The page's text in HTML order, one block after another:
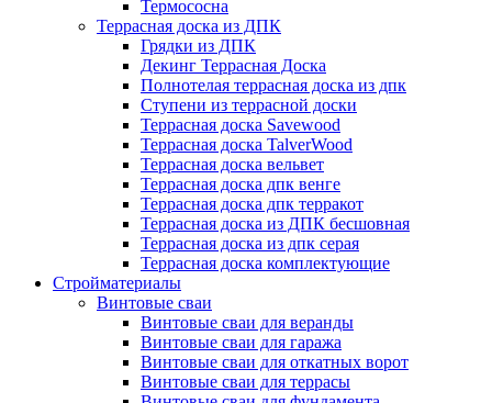
Термососна
Террасная доска из ДПК
Грядки из ДПК
Декинг Террасная Доска
Полнотелая террасная доска из дпк
Ступени из террасной доски
Террасная доска Savewood
Террасная доска TalverWood
Террасная доска вельвет
Террасная доска дпк венге
Террасная доска дпк терракот
Террасная доска из ДПК бесшовная
Террасная доска из дпк серая
Террасная доска комплектующие
Стройматериалы
Винтовые сваи
Винтовые сваи для веранды
Винтовые сваи для гаража
Винтовые сваи для откатных ворот
Винтовые сваи для террасы